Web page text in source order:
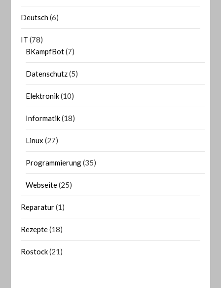
Deutsch(6)
IT (78)
BKampfBot(7)
Datenschutz(5)
Elektronik(10)
Informatik(18)
Linux (27)
Programmierung(35)
Webseite(25)
Reparatur(1)
Rezepte(18)
Rostock(21)